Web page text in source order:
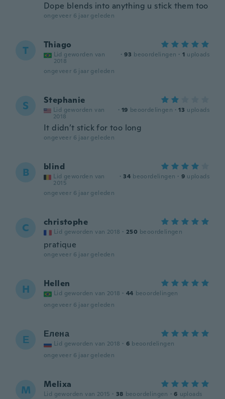
Dope blends into anything u stick them too
ongeveer 6 jaar geleden
T Thiago
Lid geworden van
2018
· 93 beoordelingen · 1 uploads
ongeveer 6 jaar geleden
S Stephanie
Lid geworden van
2018
· 19 beoordelingen · 13 uploads
It didn’t stick for too long
ongeveer 6 jaar geleden
B blind
Lid geworden van
2015
· 34 beoordelingen · 9 uploads
ongeveer 6 jaar geleden
C christophe
Lid geworden van 2018 · 250 beoordelingen
pratique
ongeveer 6 jaar geleden
H Hellen
Lid geworden van 2018 · 44 beoordelingen
ongeveer 6 jaar geleden
Е Елена
Lid geworden van 2018 · 6 beoordelingen
ongeveer 6 jaar geleden
M Melixa
Lid geworden van 2015 · 38 beoordelingen · 6 uploads